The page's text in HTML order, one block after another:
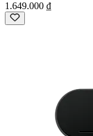
1.649.000 ₫